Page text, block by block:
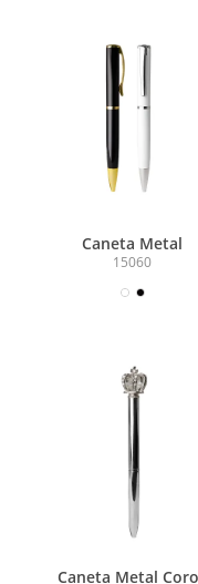
Caneta Metal
15060
Caneta Metal